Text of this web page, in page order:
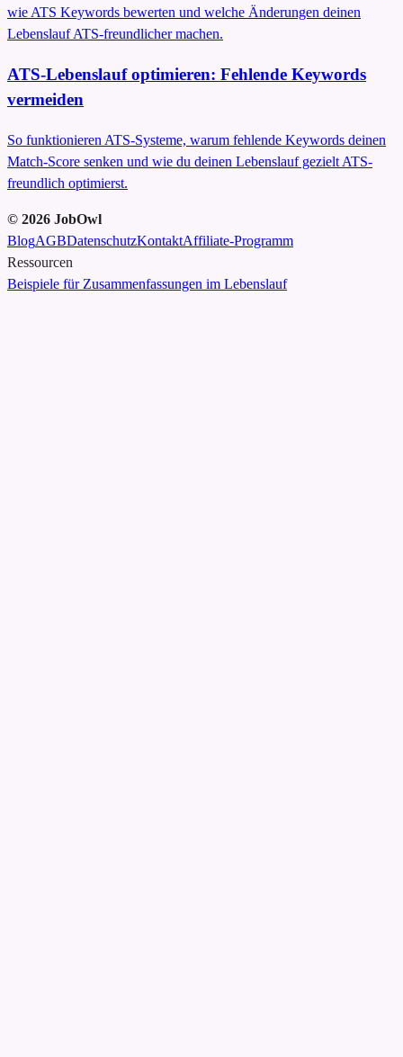
wie ATS Keywords bewerten und welche Änderungen deinen
Lebenslauf ATS-freundlicher machen.
ATS-Lebenslauf optimieren: Fehlende Keywords
vermeiden
So funktionieren ATS-Systeme, warum fehlende Keywords deinen
Match-Score senken und wie du deinen Lebenslauf gezielt ATS-
freundlich optimierst.
© 2026 JobOwl
BlogAGBDatenschutzKontaktAffiliate-Programm
Ressourcen
Beispiele für Zusammenfassungen im Lebenslauf